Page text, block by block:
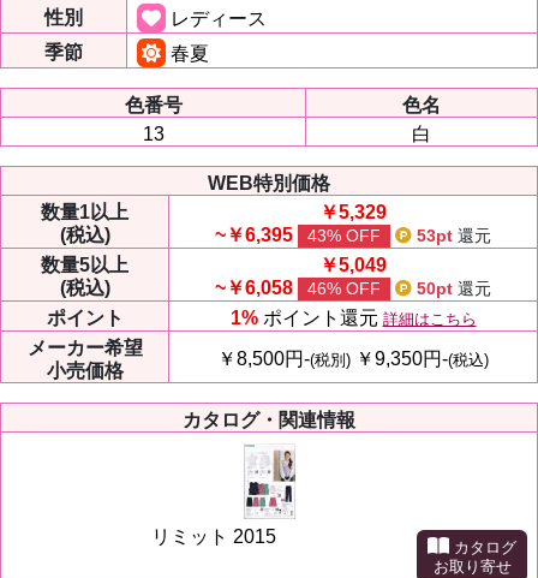
性別
レディース
季節
春夏
色番号
色名
13
白
WEB特別価格
数量1以上
(税込)
￥5,329
~￥6,395
43% OFF 53pt 還元
数量5以上
(税込)
￥5,049
~￥6,058
46% OFF 50pt 還元
ポイント 1% ポイント還元 詳細はこちら
メーカー希望
小売価格
￥8,500円-(税別) ￥9,350円-(税込)
カタログ・関連情報
リミット 2015
カタログ
お取り寄せ